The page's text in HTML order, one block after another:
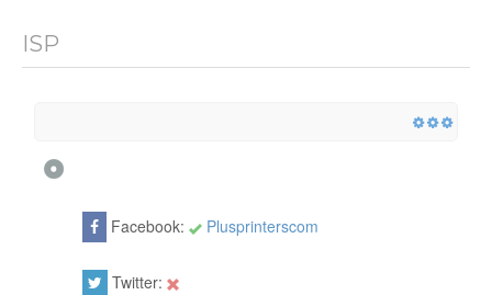
ISP
Facebook: Plusprinterscom
Twitter: